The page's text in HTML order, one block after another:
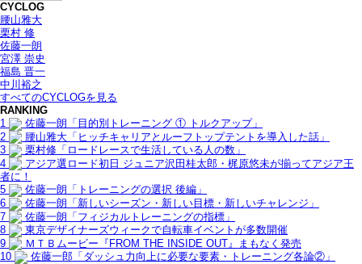
CYCLOG
腰山雅大
栗村 修
佐藤一朗
宮澤 崇史
福島 晋一
中川裕之
すべてのCYCLOGを見る
RANKING
1
佐藤一朗「目的別トレーニング ① トルクアップ」
2
腰山雅大「ヒッチキャリアとルーフトップテントを導入した話」
3
栗村修「ロードレースで生活している人の数」
4
アジア選ロード初日 ジュニア沢田桂太郎・梶原悠未が揃ってアジア王
者に！
5
佐藤一朗「トレーニングの選択 後編」
6
佐藤一朗「新しいシーズン・新しい目標・新しいチャレンジ」
7
佐藤一朗「フィジカルトレーニングの指標」
8
東京デザイナーズウィークで自転車イベントが多数開催
9
ＭＴＢムービー『FROM THE INSIDE OUT』まもなく発売
10
佐藤一郎「ダッシュ力向上に必要な要素・トレーニング各論②」